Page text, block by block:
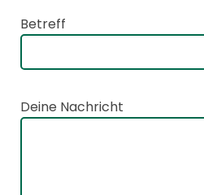
Betreff
Deine Nachricht